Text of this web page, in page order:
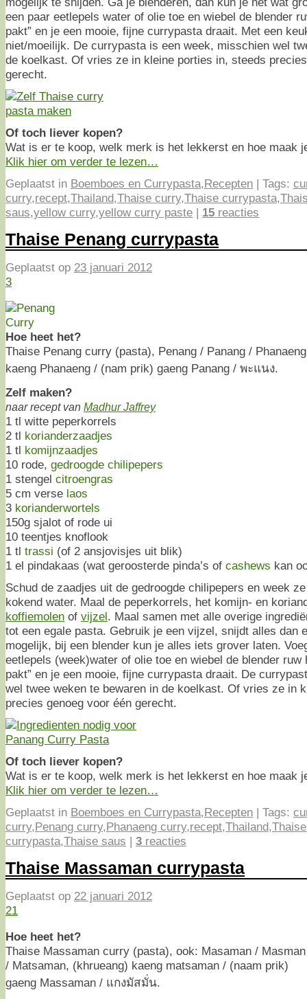
een paar eetlepels water of olie toe en wiebel de blender
pakt” en je een mooie, fijne currypasta draait. Met een
niet/moeilijk. De currypasta is een week, misschien wel
de koelkast. Of vries ze in kleine porties in, steeds
gerecht.
Of toch liever kopen?
Wat is er te koop, welk merk is het lekkerst en hoe maak
Klik hier om verder te lezen…
Geplaatst in Boemboes en Currypasta,Recepten | Tags:
curry,recept,Thailand,Thaise curry,Thaise currypasta,
saus,yellow curry,yellow curry paste | 15 reacties
Thaise Penang currypasta
Geplaatst op 23 januari 2012
3
Hoe heet het?
Thaise Penang curry (pasta), Penang / Panang /
kaeng Phanaeng / (nam prik) gaeng Panang / พะแนง.
Zelf maken?
naar recept van Madhur Jaffrey
1 tl witte peperkorrels
2 tl korianderzaadjes
1 tl komijnzaadjes
10 rode, gedroogde chilipepers
1 stengel citroengras
5 cm verse laos
3 korianderwortels
150g sjalot of rode ui
10 teentjes knoflook
1 tl trassi (of 2 ansjovisjes uit blik)
1 el pindakaas (wat geroosterde pinda’s of cashews kan
Schud de zaadjes uit de gedroogde chilipepers en week
kokend water. Maal de peperkorrels, het komijn- en
koffiemolen of vijzel. Maal samen met alle overige
tot een egale pasta. Gebruik je een vijzel, snijdt alles dan
mogelijk, bij een blender kun je alles iets grover laten.
eetlepels (week)water of olie toe en wiebel de blender ruw
pakt” en je een mooie, fijne currypasta draait. De
wel twee weken te bewaren in de koelkast. Of vries ze in
precies genoeg voor één gerecht.
Of toch liever kopen?
Wat is er te koop, welk merk is het lekkerst en hoe maak
Klik hier om verder te lezen…
Geplaatst in Boemboes en Currypasta,Recepten | Tags:
curry,Penang curry,Phanaeng curry,recept,Thailand,
currypasta,Thaise saus | 3 reacties
Thaise Massaman currypasta
Geplaatst op 22 januari 2012
21
Hoe heet het?
Thaise Massaman curry (pasta), ook: Masaman / Masman
/ Matsaman, (khrueang) kaeng matsaman / (naam prik)
gaeng Massaman / แกงมัสมั่น.